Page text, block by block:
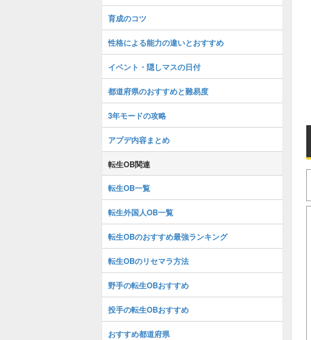
育成のコツ
性格による能力の違いとおすすめ
イベント・隠しマスの日付
都道府県のおすすめと難易度
3年モードの攻略
アプデ内容まとめ
転生OB関連
転生OB一覧
転生外国人OB一覧
転生OBのおすすめ最強ランキング
転生OBのリセマラ方法
野手の転生OBおすすめ
投手の転生OBおすすめ
おすすめ都道府県